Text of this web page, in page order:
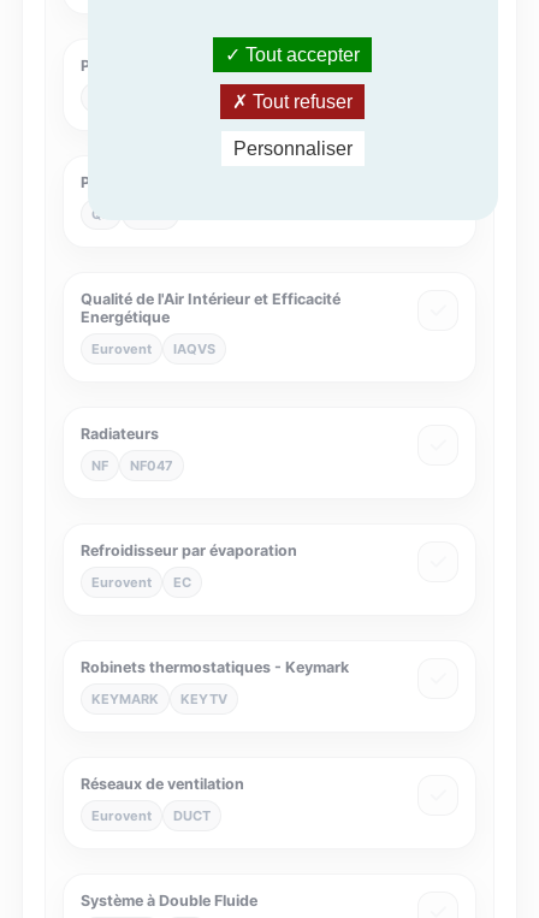
Poutres climatiques
Procédés solaires
QB
Qualité de l'Air Intérieur et Efficacité
Energétique
Eurovent IAQVS
Radiateurs
NF NF047
Refroidisseur par évaporation
Eurovent EC
Robinets thermostatiques - Keymark
KEYMARK KEYTV
Réseaux de ventilation
Eurovent DUCT
Système à Double Fluide
Tout accepter
Tout refuser
Personnaliser